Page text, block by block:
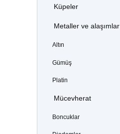
Küpeler
Metaller ve alaşımlar
Altın
Gümüş
Platin
Mücevherat
Boncuklar